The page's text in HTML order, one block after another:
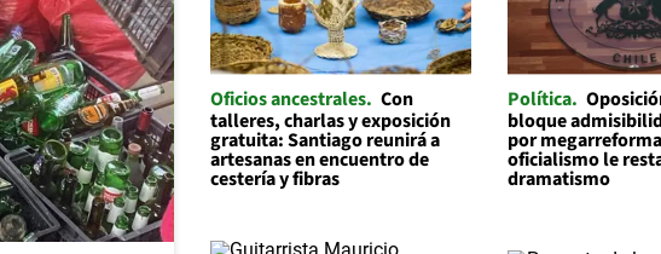
Oficios ancestrales Con
talleres, charlas y exposición
gratuita: Santiago reunirá a
artesanas en encuentro de
cestería y fibras
Política
bloque
por
oficialismo le
dramatismo